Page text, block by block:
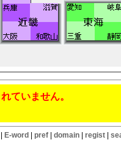
ていません。
| E-word | pref | domain | regist |